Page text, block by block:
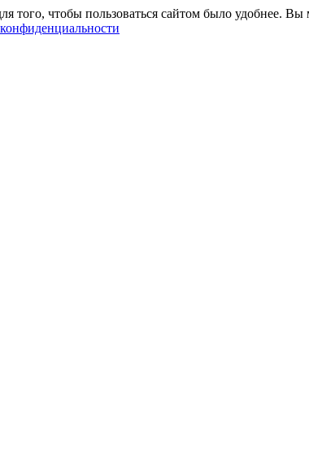
чтобы пользоваться сайтом было удобнее. Вы